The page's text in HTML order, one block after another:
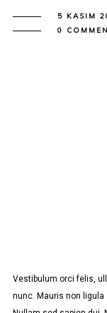
5 KASIM
0
Vestibulum orci felis,
nunc. Mauris non